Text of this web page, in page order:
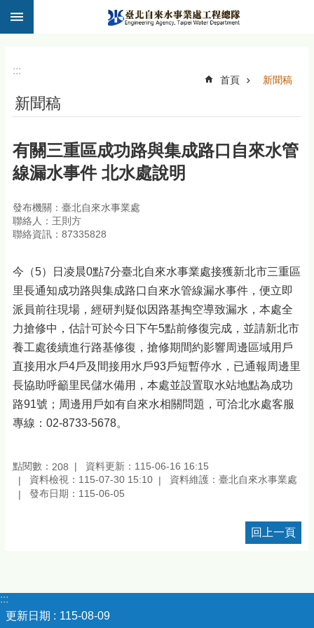
跳到主要內容區塊
:::
首頁 新聞稿
新聞稿
有關三重區成功路與集成路口自來水管
線漏水事件 北水處說明
發布機關：臺北自來水事業處
聯絡人：王則方
聯絡資訊：87335828
今（5）日凌晨0點7分臺北自來水事業處接獲新北市三重區
里長通知成功路與集成路口自來水管線漏水事件，便立即
派員前往現場，經研判疑似因路基掏空導致漏水，本處全
力搶修中，估計可於今日下午5點前修復完成，並請新北市
養工處後續進行路基修復，搶修期間約影響周邊區域用戶
直接用水戶4戶及間接用水戶93戶短暫停水，已通報周邊里
長協助呼籲里民儲水備用，本處並設置取水站地點為成功
路91號；周邊用戶如有自來水相關問題，可洽北水處客服
專線：02-8733-5678。
點閱數： 208
資料更新：115-06-16 16:15
資料檢視：115-07-30 15:10
資料維護：臺北自來水事業處
發布日期：115-06-05
回上一頁
:::
更新日期
115-08-09